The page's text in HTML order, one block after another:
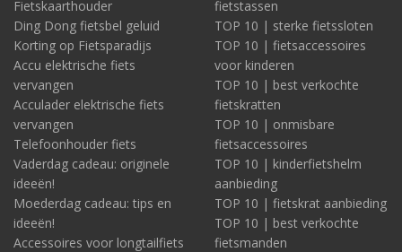
Fietskaarthouder
Ding Dong fietsbel geluid
Korting op Fietsparadijs
Accu elektrische fiets
vervangen
Acculader elektrische fiets
vervangen
Telefoonhouder fiets
Vaderdag cadeau: originele
ideeën!
Moederdag cadeau: tips en
ideeën!
Accessoires voor longtailfiets
fietstassen
TOP 10 | sterke fietssloten
TOP 10 | fietsaccessoires
voor kinderen
TOP 10 | best verkochte
fietskratten
TOP 10 | onmisbare
fietsaccessoires
TOP 10 | kinderfietshelm
aanbieding
TOP 10 | fietskrat aanbieding
TOP 10 | best verkochte
fietsmanden